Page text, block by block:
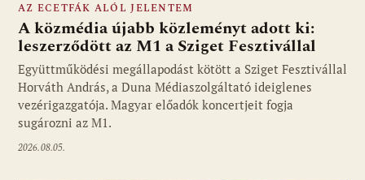
Fotó: media1.hu
AZ ECETFÁK ALÓL JELENTEM
A közmédia újabb közleményt adott ki:
leszerződött az M1 a Sziget Fesztivállal
Együttműködési megállapodást kötött a Sziget Fesztivállal
Horváth András, a Duna Médiaszolgáltató ideiglenes
vezérigazgatója. Magyar előadók koncertjeit fogja
sugározni az M1.
2026.08.05.